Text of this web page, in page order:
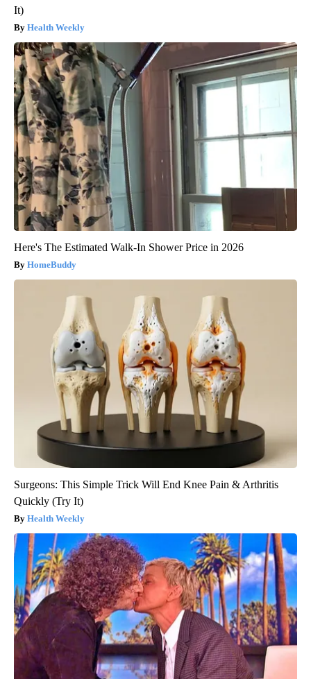
It)
Health Weekly
Here's The Estimated Walk-In Shower Price in 2026
HomeBuddy
Surgeons: This Simple Trick Will End Knee Pain & Arthritis
Quickly (Try It)
Health Weekly